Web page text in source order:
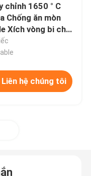
chỉnh 1650 ° C
Chống ăn mòn
Xích vòng bi cho
Liên hệ chúng tôi